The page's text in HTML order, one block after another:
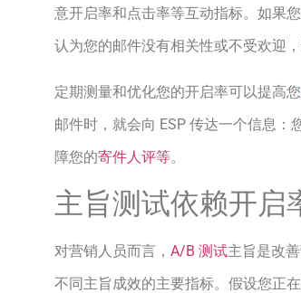
意开启率和点击率等互动指标。如果
认为您的邮件没有相关性或不受欢迎
定期测量和优化您的开启率可以提高您
邮件时，就会向 ESP 传达一个信息
障您的寄件人评等。
主旨测试依赖开启
对营销人员而言， A/B 测试主旨是改
不同主旨成效的主要指标。假设您正